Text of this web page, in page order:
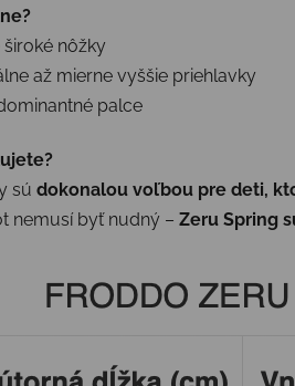
nôžky
až mierne vyššie priehlavky
palce
sú dokonalou voľbou pre deti,
nemusí byť nudný – Zeru Spring